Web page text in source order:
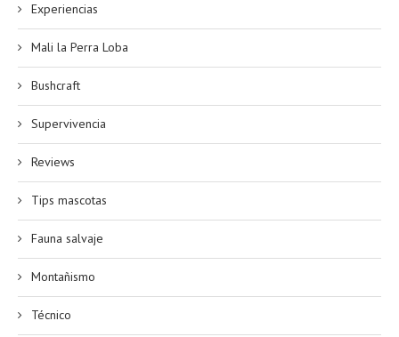
Experiencias
Mali la Perra Loba
Bushcraft
Supervivencia
Reviews
Tips mascotas
Fauna salvaje
Montañismo
Técnico